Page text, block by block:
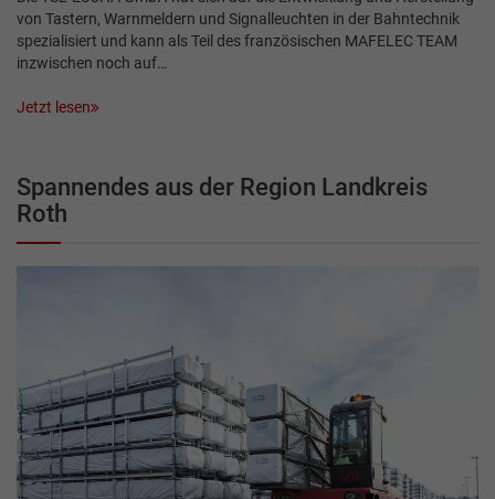
von Tastern, Warnmeldern und Signalleuchten in der Bahntechnik
spezialisiert und kann als Teil des französischen MAFELEC TEAM
inzwischen noch auf…
Jetzt lesen
Spannendes aus der Region Landkreis
Roth